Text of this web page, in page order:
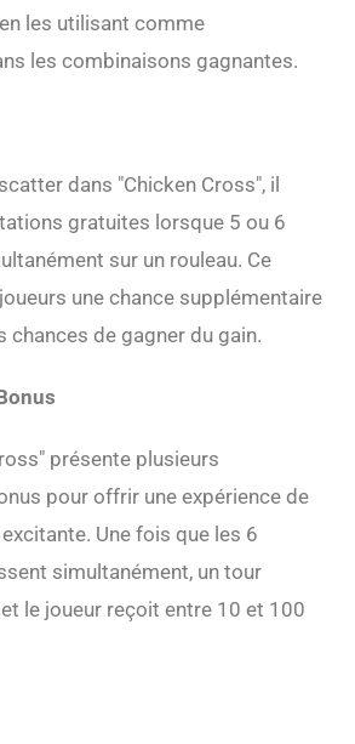
les utilisant comme
les combinaisons gagnantes.
dans "Chicken Cross", il
gratuites lorsque 5 ou 6
sur un rouleau. Ce
une chance supplémentaire
chances de gagner du gain.
présente plusieurs
pour offrir une expérience de
Une fois que les 6
simultanément, un tour
le joueur reçoit entre 10 et 100